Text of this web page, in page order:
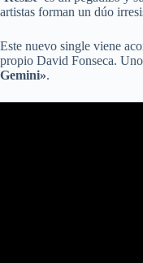
artistas forman un dúo
Este nuevo single viene
propio David Fonseca.
Gemini».